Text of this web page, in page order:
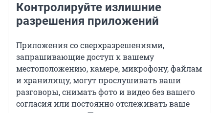
Контролируйте излишние
разрешения приложений
Приложения со сверхразрешениями,
запрашивающие доступ к вашему
местоположению, камере, микрофону, файлам
и хранилищу, могут прослушивать ваши
разговоры, снимать фото и видео без вашего
согласия или постоянно отслеживать ваше